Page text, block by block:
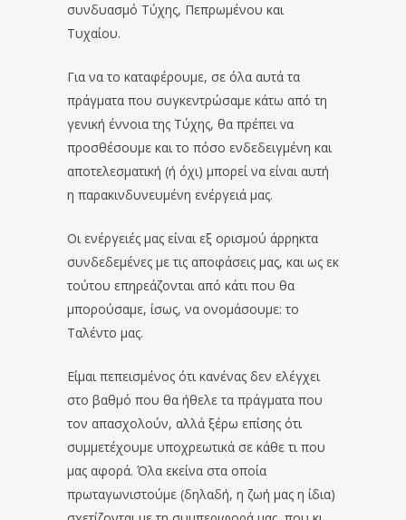
συνδυασμό Τύχης, Πεπρωμένου και
Τυχαίου.
Για να το καταφέρουμε, σε όλα αυτά τα
πράγματα που συγκεντρώσαμε κάτω από τη
γενική έννοια της Τύχης, θα πρέπει vα
προσθέσουμε και το πόσο ενδεδειγμένη και
αποτελεσματική (ή όχι) μπορεί να είναι αυτή
η παρακινδυνευμένη ενέργειά μας.
Οι ενέργειές μας είναι εξ ορισμού άρρηκτα
συνδεδεμένες με τις αποφάσεις μας, και ως εκ
τούτου επηρεάζονται από κάτι που θα
μπορούσαμε, ίσως, να ονομάσουμε: το
Ταλέντο μας.
Είμαι πεπεισμένος ότι κανένας δεν ελέγχει
στο βαθμό που θα ήθελε τα πράγματα που
τον απασχολούν, αλλά ξέρω επίσης ότι
συμμετέχουμε υποχρεωτικά σε κάθε τι που
μας αφορά. Όλα εκείνα στα οποία
πρωταγωνιστούμε (δηλαδή, η ζωή μας η ίδια)